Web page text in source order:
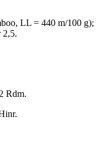
LL = 440 m/100 g);
2,5.
Rdm.